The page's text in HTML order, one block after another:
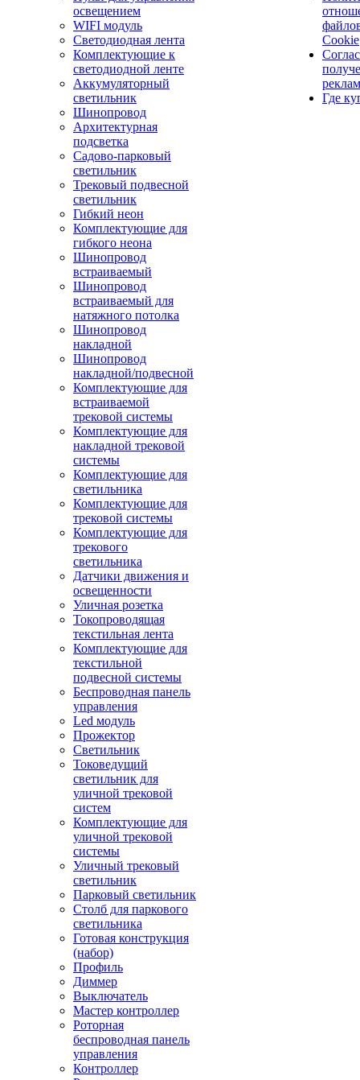
освещением
WIFI модуль
Светодиодная лента
Комплектующие к
светодиодной ленте
Аккумуляторный
светильник
Шинопровод
Архитектурная
подсветка
Садово-парковый
светильник
Трековый подвесной
светильник
Гибкий неон
Комплектующие для
гибкого неона
Шинопровод
встраиваемый
Шинопровод
встраиваемый для
натяжного потолка
Шинопровод
накладной
Шинопровод
накладной/подвесной
Комплектующие для
встраиваемой
трековой системы
Комплектующие для
накладной трековой
системы
Комплектующие для
светильника
Комплектующие для
трековой системы
Комплектующие для
трекового
светильника
Датчики движения и
освещенности
Уличная розетка
Токопроводящая
текстильная лента
Комплектующие для
текстильной
подвесной системы
Беспроводная панель
управления
Led модуль
Прожектор
Светильник
Токоведущий
светильник для
уличной трековой
систем
Комплектующие для
уличной трековой
системы
Уличный трековый
светильник
Парковый светильник
Столб для паркового
светильника
Готовая конструкция
(набор)
Профиль
Диммер
Выключатель
Мастер контроллер
Роторная
беспроводная панель
управления
Контроллер
Cookie
Где